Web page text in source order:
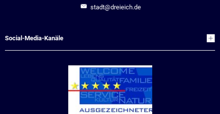
stadt@dreieich.de
Social-Media-Kanäle